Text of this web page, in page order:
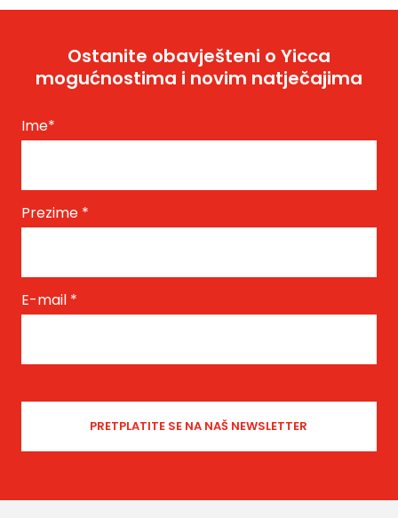
Ostanite obavješteni o Yicca
mogućnostima i novim natječajima
Ime*
Prezime *
E-mail *